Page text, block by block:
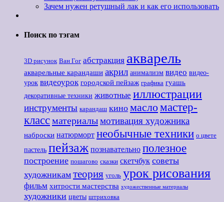
Зачем нужен ретушный лак и как его использовать
Поиск по тэгам
3D рисунок Ван Гог абстракция акварель
акварельные карандаши акрил анимализм видео видео-
урок видеоурок городской пейзаж графика гуашь
декоративные техники животные иллюстрации
инструменты карандаш кино масломастер-
классматериалымотивация художника
наброски натюрморт необычные техники о цвете
пастель пейзаж познавательно полезное
построение пошагово сказки скетчбук советы
художникам теория уголь урок рисования
фильм хитрости мастерства художественные материалы
художники цветы штриховка